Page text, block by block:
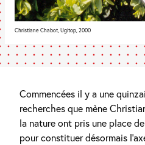
Christiane Chabot, Ugitop, 2000
Commencées il y a une
recherches que mène
la nature ont pris une place
pour constituer désormais